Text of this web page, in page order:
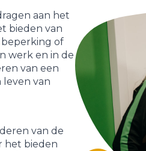
aan het
bieden van
of
werk en in de
van een
leven van
van de
het bieden